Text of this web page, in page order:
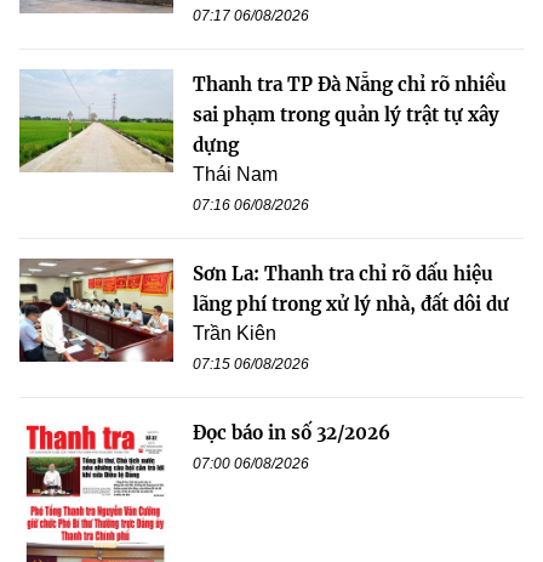
07:17 06/08/2026
Thanh tra TP Đà Nẵng chỉ rõ nhiều
sai phạm trong quản lý trật tự xây
dựng
Thái Nam
07:16 06/08/2026
Sơn La: Thanh tra chỉ rõ dấu hiệu
lãng phí trong xử lý nhà, đất dôi dư
Trần Kiên
07:15 06/08/2026
Đọc báo in số 32/2026
07:00 06/08/2026